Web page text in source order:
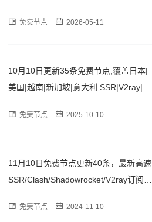
免费节点 2026-05-11
10月10日更新35条免费节点,覆盖日本|
美国|越南|新加坡|意大利 SSR|V2ray|Cla
免费节点 2025-10-10
11月10日免费节点更新40条，最新高速
SSR/Clash/Shadowrocket/V2ray订阅链
免费节点 2024-11-10